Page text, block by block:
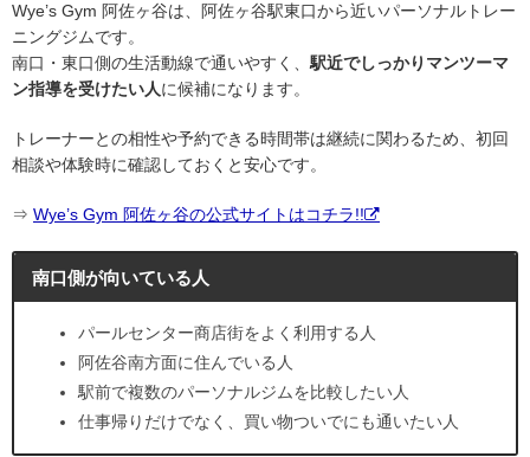
Wye’s Gym 阿佐ヶ谷は、阿佐ヶ谷駅東口から近いパーソナルトレー
ニングジムです。
南口・東口側の生活動線で通いやすく、駅近でしっかりマンツーマ
ン指導を受けたい人に候補になります。
トレーナーとの相性や予約できる時間帯は継続に関わるため、初回
相談や体験時に確認しておくと安心です。
⇒ Wye’s Gym 阿佐ヶ谷の公式サイトはコチラ!!
南口側が向いている人
パールセンター商店街をよく利用する人
阿佐谷南方面に住んでいる人
駅前で複数のパーソナルジムを比較したい人
仕事帰りだけでなく、買い物ついでにも通いたい人